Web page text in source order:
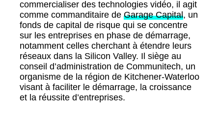
commercialiser des technologies vidéo, il agit
comme commanditaire de Garage Capital, un
fonds de capital de risque qui se concentre
sur les entreprises en phase de démarrage,
notamment celles cherchant à étendre leurs
réseaux dans la Silicon Valley. Il siège au
conseil d’administration de Communitech, un
organisme de la région de Kitchener-Waterloo
visant à faciliter le démarrage, la croissance
et la réussite d’entreprises.